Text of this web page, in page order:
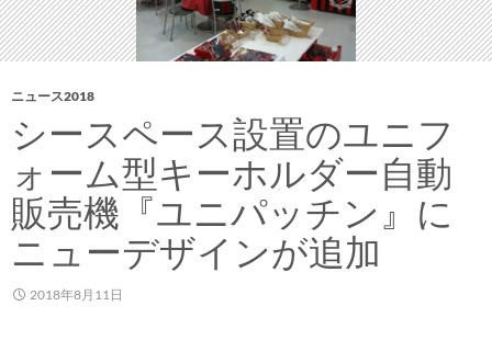
グ
ッ
ズ
ス
タ
ジ
ア
ム
ニュース2018
シースペース設置のユニフ
ォーム型キーホルダー自動
販売機『ユニパッチン』に
ニューデザインが追加
2018年8月11日